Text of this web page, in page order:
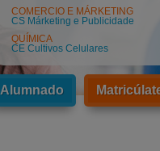
COMERCIO E MÁRKETING
CS Márketing e Publicidade
QUÍMICA
CE Cultivos Celulares
Alumnado